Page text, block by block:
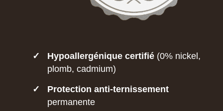
✓ Hypoallergénique certifié(0% nickel,
plomb, cadmium)
✓
Protection anti-ternissement
permanente